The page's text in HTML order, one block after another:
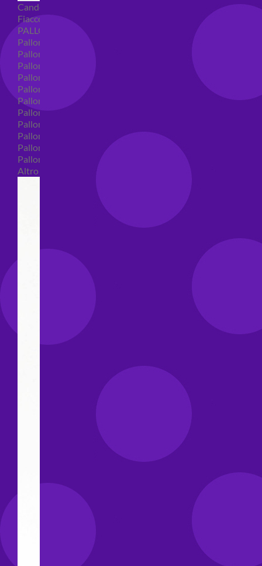
Candeline compleanno
Fiaccole
PALLONCINI
Palloncini in lattice
Palloncini in lattice monocolore
Palloncini in lattice monocolore dimensione 5"
Palloncini in lattice monocolore dimensione 10"
Palloncini in lattice monocolore dimensione 12"
Palloncini in lattice monocolore dimensione 16"
Palloncini in lattice decorati
Palloncini in lattice decorati dimensione 5"
Palloncini in lattice decorati dimensione 10"
Palloncini in lattice decorati dimensione 12"
Palloncini in lattice decorati dimensione 16"
Altro